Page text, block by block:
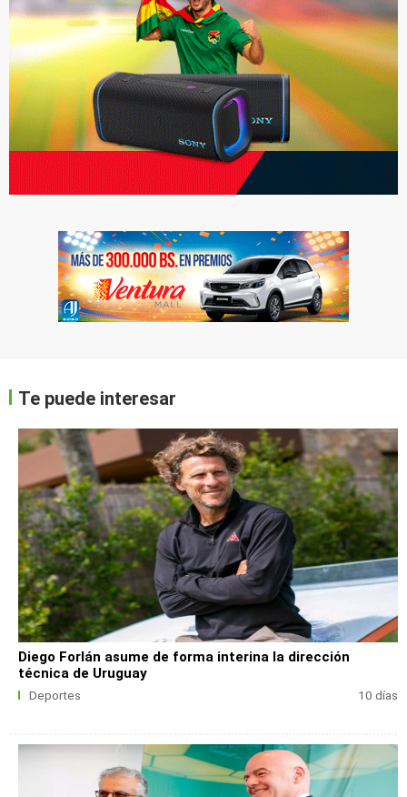
Te puede interesar
Diego Forlán asume de forma interina la dirección
técnica de Uruguay
Deportes 10 días